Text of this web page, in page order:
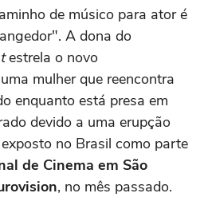
de músico para ator é
A dona do
estrela o novo
mulher que reencontra
enquanto está presa em
devido a uma erupção
no Brasil como parte
de Cinema em São
, no mês passado.